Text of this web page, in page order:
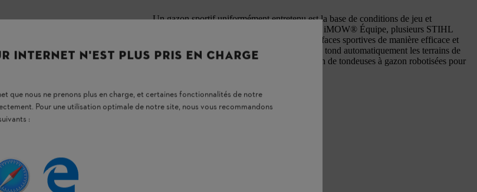
Un gazon sportif uniformément entretenu est la base de conditions de jeu et
d’entraînement optimales. Grâce à la fonction iMOW® Équipe, plusieurs STIHL
peuvent entretenir Robot de tonte grandes surfaces sportives de manière efficace et
fiable. Découvrez comment la iMOW® 7 Pro tond automatiquement les terrains de
sport et quels sont les avantages de l’utilisation de tondeuses à gazon robotisées pour
Découvrez-le maintenant
INTERNET N'EST PLUS PRIS EN CHARGE
que nous ne prenons plus en charge, et certaines fonctionnalités de notre
Pour une utilisation optimale de notre site, nous vous recommandons
: